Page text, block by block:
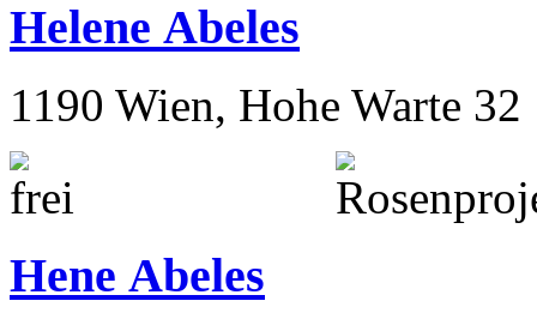
Helene Abeles
1190 Wien, Hohe Warte 32
Hene Abeles